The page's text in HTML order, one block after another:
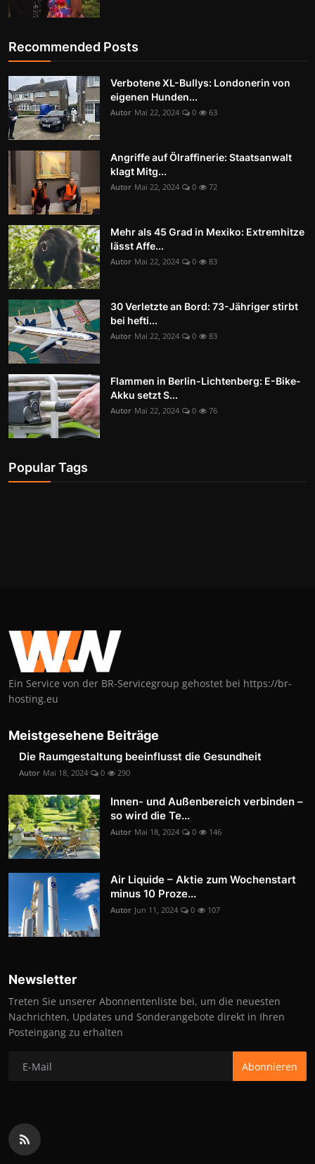
Recommended Posts
Verbotene XL-Bullys: Londonerin von
eigenen Hunden...
Autor Mai 22, 2024 0 63
Angriffe auf Ölraffinerie: Staatsanwalt
klagt Mitg...
Autor Mai 22, 2024 0 72
Mehr als 45 Grad in Mexiko: Extremhitze
lässt Affe...
Autor Mai 22, 2024 0 83
30 Verletzte an Bord: 73-Jähriger stirbt
bei hefti...
Autor Mai 22, 2024 0 83
Flammen in Berlin-Lichtenberg: E-Bike-
Akku setzt S...
Autor Mai 22, 2024 0 76
Popular Tags
Ein Service von der BR-Servicegroup gehostet bei https://br-
hosting.eu
Meistgesehene Beiträge
Die Raumgestaltung beeinflusst die Gesundheit
Autor Mai 18, 2024 0 290
Innen- und Außenbereich verbinden –
so wird die Te...
Autor Mai 18, 2024 0 146
Air Liquide – Aktie zum Wochenstart
minus 10 Proze...
Autor Jun 11, 2024 0 107
Newsletter
Treten Sie unserer Abonnentenliste bei, um die neuesten
Nachrichten, Updates und Sonderangebote direkt in Ihren
Posteingang zu erhalten
Abonnieren